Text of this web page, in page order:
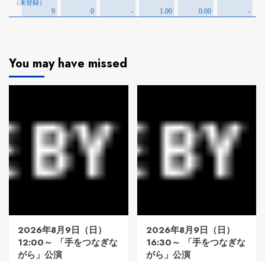
You may have missed
2026年8月9日（日）
12:00～ 「手をつなぎな
がら」公演
2026年8月9日（日）
16:30～ 「手をつなぎな
がら」公演